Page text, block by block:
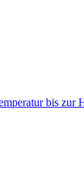
bis zur